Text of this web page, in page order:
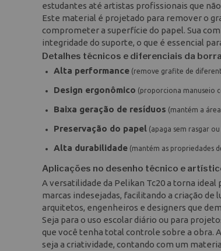
estudantes até artistas profissionais que
Este material é projetado para remover o
comprometer a superfície do papel. Sua
integridade do suporte, o que é essencial
Detalhes técnicos e diferenciais da
Alta performance (remove grafite de
Design ergonômico (proporciona manuseio
Baixa geração de resíduos (mantém a
Preservação do papel (apaga sem rasgar
Alta durabilidade (mantém as propriedades
Aplicações no desenho técnico e
A versatilidade da Pelikan Tc20 a torna
marcas indesejadas, facilitando a criação
arquitetos, engenheiros e designers que
Seja para o uso escolar diário ou para
que você tenha total controle sobre a obra.
seja a criatividade, contando com um